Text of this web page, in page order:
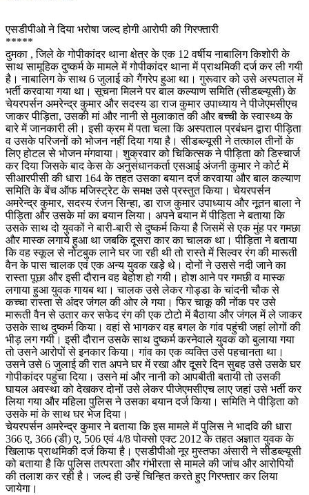
एसडीपीओ ने दिया भरोषा जल्द होगी आरोपी की गिरफ्तारी
*****
दुमका , जिले के गोपीकांदर थाना क्षेत्र के एक 12 वर्षीय नाबालिग किशोरी के
साथ सामूहिक दुष्कर्म के मामले में गोपीकांदर थाना में प्राथमिकी दर्ज कर ली गयी
है। नाबालिग के साथ 6 जुलाई को गैंगरेप हुआ था। गुरूवार को उसे अस्पताल में
भर्ती करवाया गया था। सूचना मिलने पर बाल कल्याण समिति (सीडब्ल्यूसी) के
चेयरपर्सन अमरेन्द्र कुमार और सदस्य डा राज कुमार उपाध्याय ने पीजेएमसीएच
जाकर पीड़िता, उसकी मां और नानी से मुलाकात की और बच्ची के स्वास्थ्य के
बारे में जानकारी ली। इसी क्रम में पता चला कि अस्पताल प्रबंधन द्वारा पीड़िता
व उसके परिजनों को भोजन नहीं दिया गया है। सीडब्ल्यूसी ने तत्काल तीनों के
लिए होटल से भोजन मंगवाया। शुक्रवार को चिकित्सक ने पीड़िता को डिस्चार्ज
कर दिया जिसके बाद केस के अनुसंधानकर्ता एसआई अंजनी कुमार ने कोर्ट में
सीआरपीसी की धारा 164 के तहत उसका बयान दर्ज करवाया और बाल कल्याण
समिति के बेंच ऑफ मजिस्ट्रेट के समक्ष उसे प्रस्तुत किया। चेयरपर्सन
अमरेन्द्र कुमार, सदस्य रंजन सिन्हा, डा राज कुमार उपाध्याय और नूतन बाला ने
पीड़िता और उसके मां का बयान लिया। अपने बयान में पीड़िता ने बताया कि
उसके साथ दो युवकों ने बारी-बारी से दुष्कर्म किया है जिसमें से एक मुंह पर गमछा
और मास्क लगाये हुआ था जबकि दूसरा कार का चालक था। पीड़िता ने बताया
कि वह स्कूल से नोटबुक लाने घर जा रही थी तो रास्ते में सिल्वर रंग की मारूती
वैन के पास चालक एवं एक अन्य युवक खड़ेे थे। दोनों ने उससे नदी जाने का
रास्ता पूछा और इसी दौरान वह बेहोश हो गयी। होश आने पर गमछी व मास्क
लगाया हुआ युवक गायब था। चालक उसे लेकर गोड्डा के चांदनी चौक से
कच्चा रास्ता से अंदर जंगल की ओर ले गया। फिर चाकू की नोंक पर उसे
मारूती वैन से उतार कर सफेद रंग की एक टोटो में बैठाया और जंगल में ले जाकर
उसके साथ दुष्कर्म किया। वहां से भागकर वह बगल के गांव पहुंची जहां लोगों की
भीड़ लग गयी। इसी दौरान उसके साथ दुष्कर्म करनेवाले युवक को बुलाया गया
तो उसने आरोपों से इनकार किया। गांव का एक व्यक्ति उसे पहचानता था।
उसने उसे 6 जुलाई की रात अपने घर में रखा और दूसरे दिन सुबह उसे उसके घर
गोपीकांदर पहुंचा दिया। उसने मां और नानी को आपबीती बतायी तो उसकी
घायल अवस्था को देखकर दोनों उसे लेकर पीजेएमसीएच लाए जहां उसे भर्ती कर
लिया गया और महिला पुलिस ने उसका बयान दर्ज किया। समिति ने पीड़िता को
उसके मां के साथ घर भेज दिया।
चेयरपर्सन अमरेन्द्र कुमार ने बताया कि इस मामले में पुलिस ने भादवि की धारा
366 ए, 366 (डी) ए, 506 एवं 4/8 पोक्सो एक्ट 2012 के तहत अज्ञात युवक के
खिलाफ प्राथमिकी दर्ज किया है। एसडीपीओ नूर मुस्तफा अंसारी ने सीडब्ल्यूसी
को बताया है कि पुलिस तत्परता और गंभीरता से मामले की जांच और आरोपियों
की तलाश कर रही है। जल्द ही उन्हें चिन्हित करते हुए गिरफ्तार कर लिया
जायेगा।